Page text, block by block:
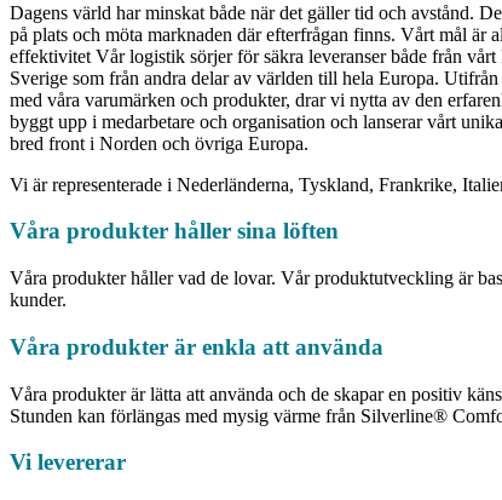
Dagens värld har minskat både när det gäller tid och avstånd.
på plats och möta marknaden där efterfrågan finns. Vårt mål är
effektivitet Vår logistik sörjer för säkra leveranser både från
Sverige som från andra delar av världen till hela Europa.
med våra varumärken och produkter, drar vi nytta av den
byggt upp i medarbetare och organisation och lanserar vårt
bred front i Norden och övriga Europa.
Vi är representerade i Nederländerna, Tyskland, Frankrike,
Våra produkter håller sina löften
Våra produkter håller vad de lovar. Vår produktutveckling är
kunder.
Våra produkter är enkla att använda
Våra produkter är lätta att använda och de skapar en positiv
Stunden kan förlängas med mysig värme från Silverline®
Vi levererar